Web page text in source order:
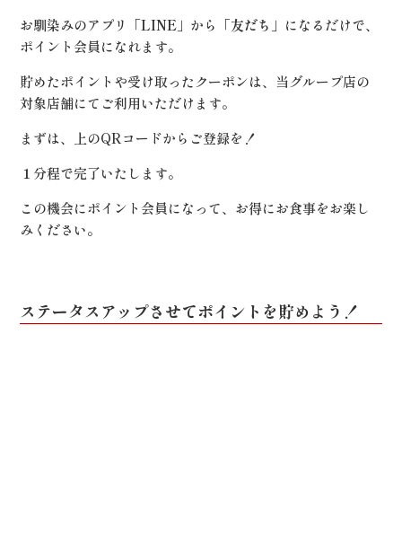
お馴染みのアプリ「LINE 」から「友だち 」になるだけで、
ポイント会員になれます。
貯めたポイントや受け取ったクーポンは、当グループ店の
対象店舗にてご利用いただけます。
まずは、上のQRコードからご登録を！
１分程で完了いたします。
この機会にポイント会員になって、お得にお食事をお楽し
みください。
ステータスアップさせてポイントを貯めよう！